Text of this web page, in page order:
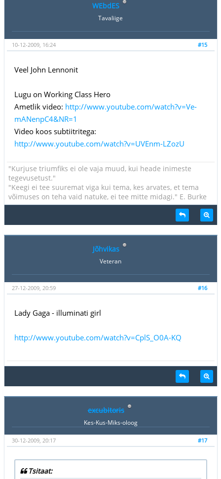
WEbdES
Tavaliige
#15
10-12-2009, 16:24
Veel John Lennonit
Lugu on Working Class Hero
Ametlik video: http://www.youtube.com/watch?v=Ve-
mANenpC4&NR=1
Video koos subtiitritega:
http://www.youtube.com/watch?v=UVEnm-LZozU
"Kurjuse triumfiks ei ole vaja muud, kui heade inimeste
tegevusetust."
"Keegi ei tee suuremat viga kui tema, kes arvates, et tema
võimuses on teha vaid natuke, ei tee mitte midagi." E. Burke
Jõhvikas
Veteran
#16
27-12-2009, 20:59
Lady Gaga - illuminati girl
http://www.youtube.com/watch?v=CplS_O0A-KQ
excubitoris
Kes-Kus-Miks-oloog
#17
30-12-2009, 20:17
Tsitaat: